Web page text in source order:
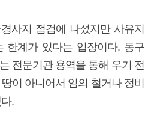
사지 점검에 나섰지만 사유지
한계가 있다는 입장이다. 동구
전문기관 용역을 통해 우기 전
이 아니어서 임의 철거나 정비
.